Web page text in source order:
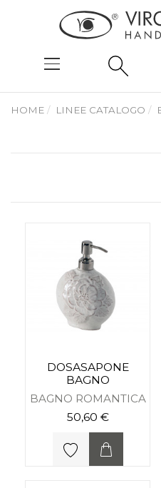
HOME LINEE CATALOGO
DOSASAPONE
BAGNO
BAGNO ROMANTICA
50,60 €